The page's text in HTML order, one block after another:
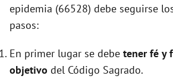
epidemia (66528) debe seguirse
pasos:
En primer lugar se debe tener fé y
objetivo del Código Sagrado.